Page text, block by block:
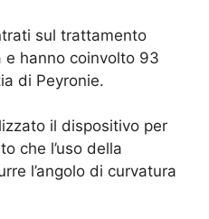
sul trattamento
e hanno coinvolto 93
di Peyronie.
il dispositivo per
che l’uso della
l’angolo di curvatura